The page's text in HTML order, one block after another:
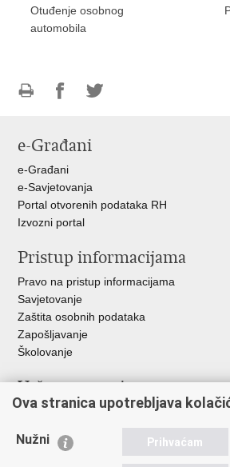
Otuđenje osobnog
automobila
FacebookuTwitteru
e-Građani
e-Građani
e-Savjetovanja
Portal otvorenih podataka RH
Izvozni portal
Pristup informacijama
Pravo na pristup informacijama
Savjetovanje
Zaštita osobnih podataka
Zapošljavanje
Školovanje
Važne poveznice
Ministarstvo unutarnjih poslova
Udruge
Ova stranica upotrebljava
Nužni Prihvaćam